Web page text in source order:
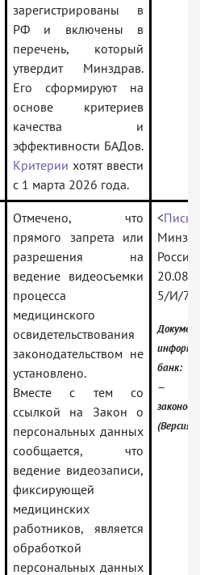
зарегистрированы в
РФ и включены в
перечень, который
утвердит Минздрав.
Его сформируют на
основе критериев
качества и
эффективности БАДов.
Критерии хотят ввести
с 1 марта 2026 года.
Отмечено, что
прямого запрета или
разрешения на
ведение видеосъемки
процесса
медицинского
освидетельствования
законодательством не
установлено.
Вместе с тем со
ссылкой на Закон о
персональных данных
сообщается, что
ведение видеозаписи,
фиксирующей
медицинских
работников, является
обработкой
персональных данных
<
5/И/7-
банк:
—
(Версия